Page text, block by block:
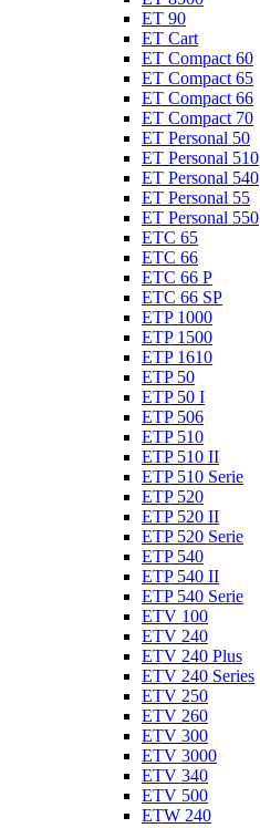
ET 90
ET Cart
ET Compact 60
ET Compact 65
ET Compact 66
ET Compact 70
ET Personal 50
ET Personal 510
ET Personal 540
ET Personal 55
ET Personal 550
ETC 65
ETC 66
ETC 66 P
ETC 66 SP
ETP 1000
ETP 1500
ETP 1610
ETP 50
ETP 50 I
ETP 506
ETP 510
ETP 510 II
ETP 510 Serie
ETP 520
ETP 520 II
ETP 520 Serie
ETP 540
ETP 540 II
ETP 540 Serie
ETV 100
ETV 240
ETV 240 Plus
ETV 240 Series
ETV 250
ETV 260
ETV 300
ETV 3000
ETV 340
ETV 500
ETW 240